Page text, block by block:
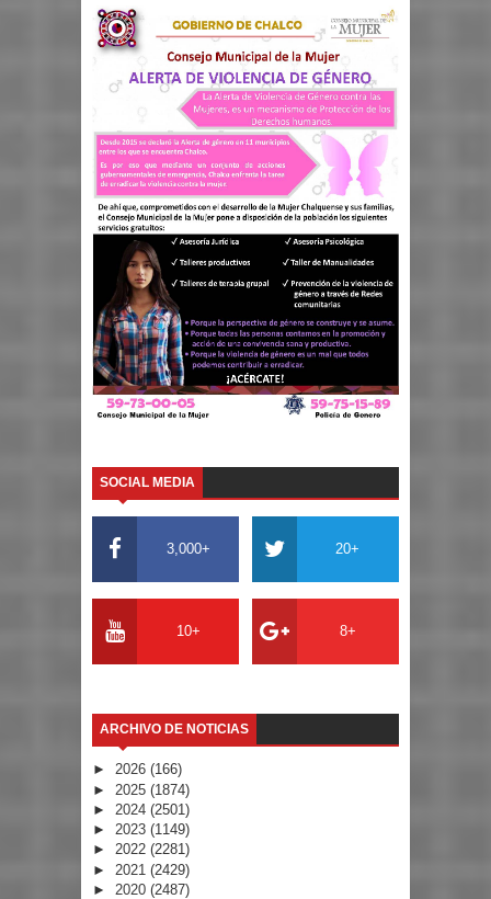
SOCIAL MEDIA
3,000+ 20+
10+ 8+
ARCHIVO DE NOTICIAS
► 2026 (166)
► 2025 (1874)
► 2024 (2501)
► 2023 (1149)
► 2022 (2281)
► 2021 (2429)
► 2020 (2487)